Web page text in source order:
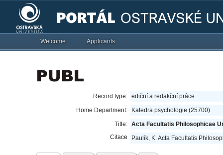
Welcome Applicants
Record type: ediční a redakční práce
Home Department:
Katedra psychologie (25700)
Title: Acta Facultatis Philosophicae
Citace
Paulík, K. Acta Facultatis